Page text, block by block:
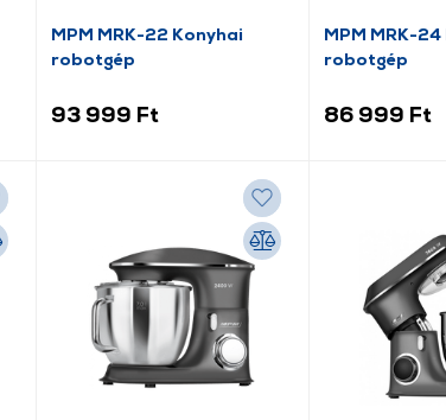
MPM MRK-22 Konyhai
robotgép
93 999 Ft
MPM MRK-
robotgép
86 999 Ft